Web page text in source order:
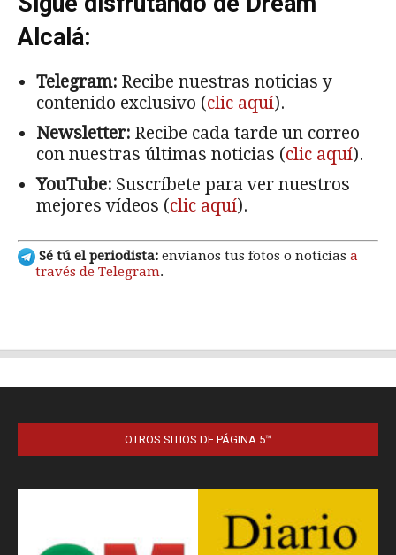
OTROS SITIOS DE PÁGINA 5™